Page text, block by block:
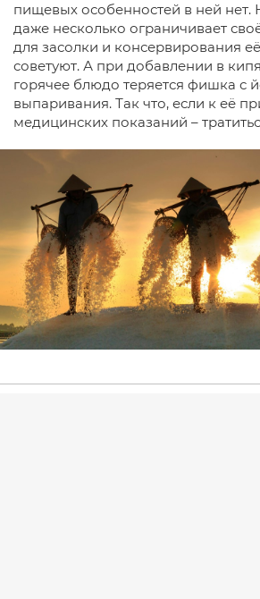
пищевых особенностей в ней нет.
даже несколько ограничивает
для засолки и консервирования
советуют. А при добавлении в
горячее блюдо теряется фишка с
выпаривания. Так что, если к её
медицинских показаний –